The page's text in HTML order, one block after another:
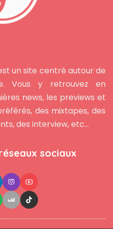
un site centré autour de
Vous y retrouvez en
news, les previews et
des mixtapes, des
des interview, etc...
sociaux